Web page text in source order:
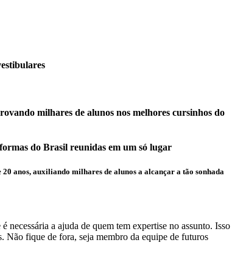
milhares de alunos nos melhores cursinhos do
do Brasil reunidas em um só lugar
anos, auxiliando milhares de alunos a alcançar a tão sonhada
a ajuda de quem tem expertise no assunto. Isso
fique de fora, seja membro da equipe de futuros